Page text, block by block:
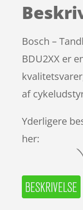
kundebedøm
Bosch –
BDU2XX er
af
Yderligere
her: